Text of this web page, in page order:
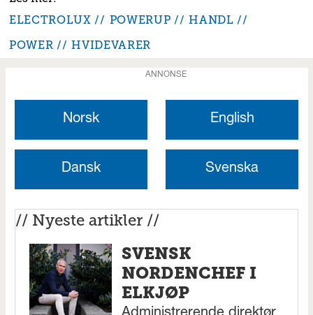
ELECTROLUX POWERUP
HANDL
POWER
HVIDEVARER
ANNONSE
Norsk English
Dansk Svenska
// Nyeste artikler //
SVENSK
NORDENCHEF I
ELKJØP